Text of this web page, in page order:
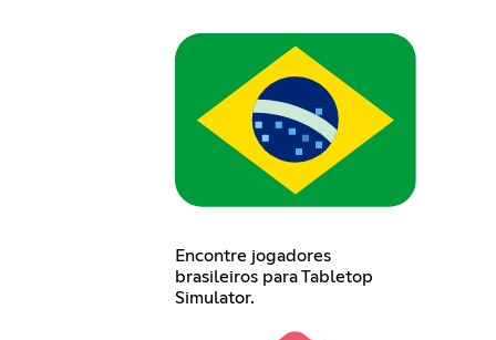
Encontre jogadores
brasileiros para Tabletop
Simulator.